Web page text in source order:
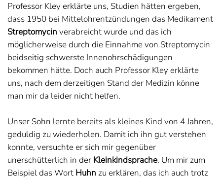
Professor Kley erklärte uns, Studien hätten ergeben,
dass 1950 bei Mittelohrentzündungen das Medikament
Streptomycin verabreicht wurde und das ich
möglicherweise durch die Einnahme von Streptomycin
beidseitig schwerste Innenohrschädigungen
bekommen hätte. Doch auch Professor Kley erklärte
uns, nach dem derzeitigen Stand der Medizin könne
man mir da leider nicht helfen.
Unser Sohn lernte bereits als kleines Kind von 4 Jahren,
geduldig zu wiederholen. Damit ich ihn gut verstehen
konnte, versuchte er sich mir gegenüber
unerschütterlich in der Kleinkindsprache. Um mir zum
Beispiel das Wort Huhn zu erklären, das ich auch trotz